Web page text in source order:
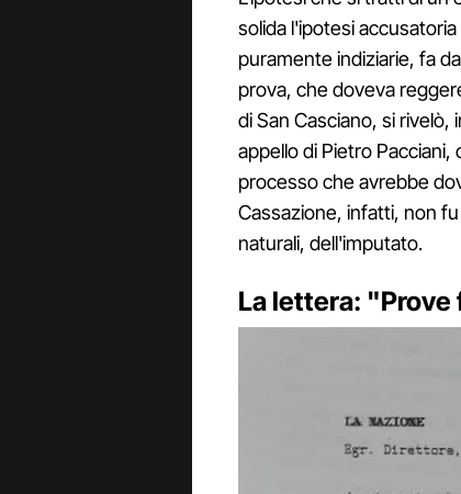
solida l'ipotesi
puramente indiziarie, fa
prova, che doveva
di San Casciano, si
appello di Pietro
processo che avrebbe
Cassazione, infatti, non
naturali, dell'imputato.
La lettera: